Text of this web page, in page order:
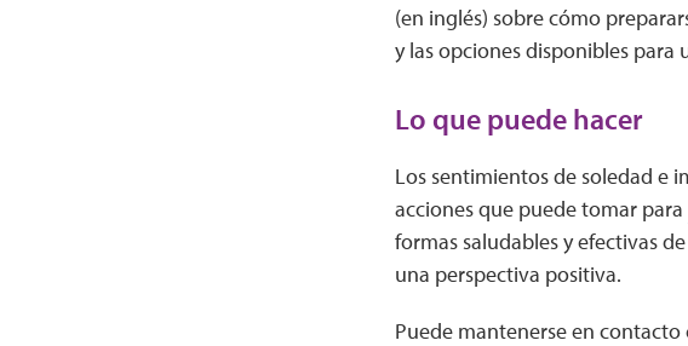
(en inglés) sobre cómo
y las opciones disponibles para
Lo que puede hacer
Los sentimientos de soledad e
acciones que puede tomar para
formas saludables y efectivas
una perspectiva positiva.
Puede mantenerse en